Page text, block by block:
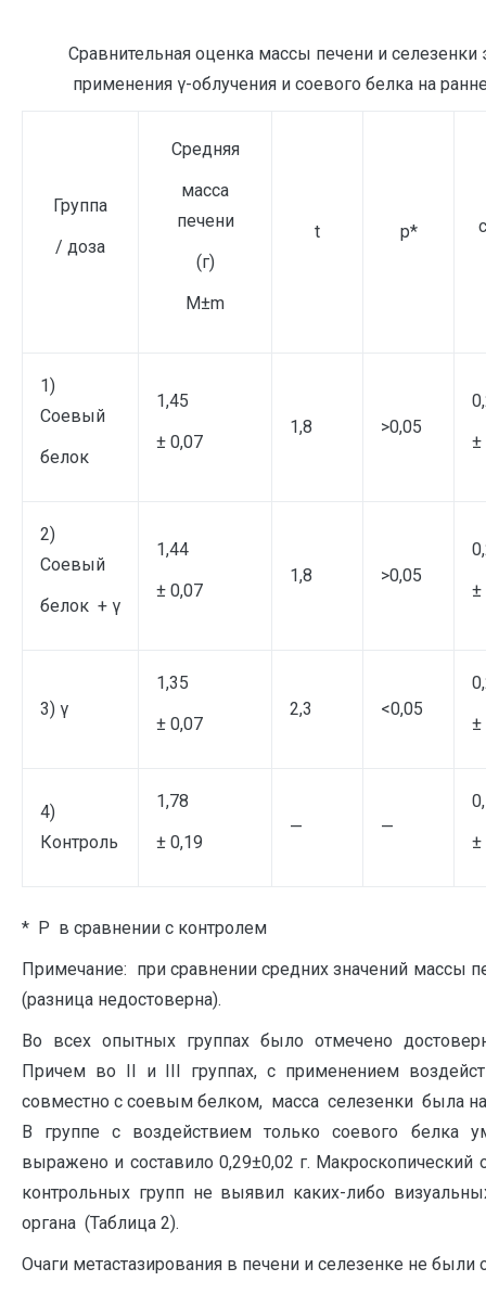
Сравнительная оценка массы печени и
применения γ-облучения и соевого белка на
Группа
/ доза
Средняя
масса
печени
(г)
M±m
t p*
1)
Соевый
белок
1,45
± 0,07
1,8 >0,05
±
2)
Соевый
белок + γ
1,44
± 0,07
1,8 >0,05
±
3) γ
1,35
± 0,07
2,3 <0,05
±
4)
Контроль
1,78
± 0,19
— —
±
* Р в сравнении с контролем
Примечание: при сравнении средних значений массы
(разница недостоверна).
Во всех опытных группах было отмечено
Причем во II и III группах, с применением
совместно с соевым белком, масса селезенки была
В группе с воздействием только соевого белка
выражено и составило 0,29±0,02 г.
контрольных групп не выявил каких-либо
органа (Таблица 2).
Очаги метастазирования в печени и селезенке не